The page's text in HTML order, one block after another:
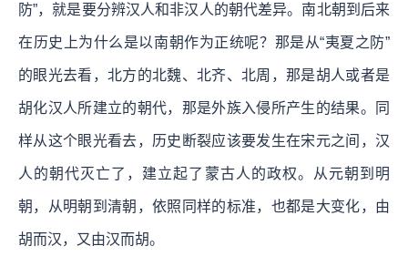
防”，就是要分辨汉人和非汉人的朝代差异。南北朝到后来
在历史上为什么是以南朝作为正统呢？那是从“夷夏之防”
的眼光去看，北方的北魏、北齐、北周，那是胡人或者是
胡化汉人所建立的朝代，那是外族入侵所产生的结果。同
样从这个眼光看去，历史断裂应该要发生在宋元之间，汉
人的朝代灭亡了，建立起了蒙古人的政权。从元朝到明
朝，从明朝到清朝，依照同样的标准，也都是大变化，由
胡而汉，又由汉而胡。